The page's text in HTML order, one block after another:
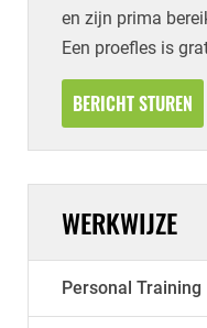
en zijn prima
Een proefles is
BERICHT STUREN
WERKWIJZE
Personal Training